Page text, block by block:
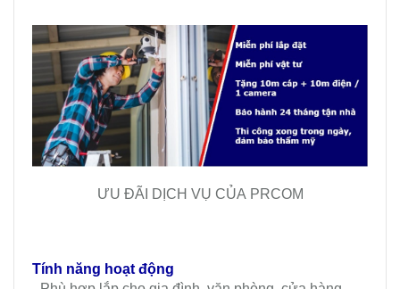
ƯU ĐÃI DỊCH VỤ CỦA PRCOM
Tính năng hoạt động